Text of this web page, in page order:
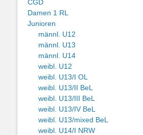
CGD
Damen 1 RL
Junioren
männl. U12
männl. U13
männl. U14
weibl. U12
weibl. U13/I OL
weibl. U13/II BeL
weibl. U13/III BeL
weibl. U13/IV BeL
weibl. U13/mixed BeL
weibl. U14/I NRW